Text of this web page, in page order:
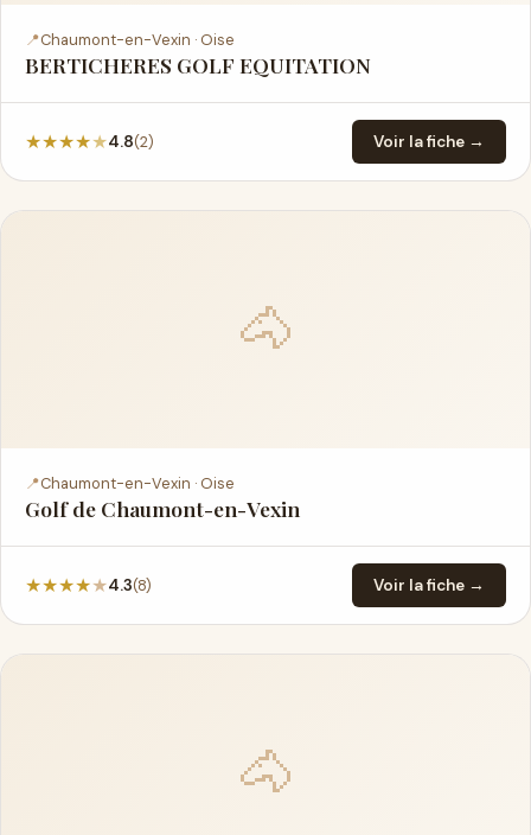
📍Chaumont-en-Vexin · Oise
BERTICHERES GOLF EQUITATION
★★★★★4.8(2) Voir la fiche →
🐴
📍Chaumont-en-Vexin · Oise
Golf de Chaumont-en-Vexin
★★★★★4.3(8) Voir la fiche →
🐴